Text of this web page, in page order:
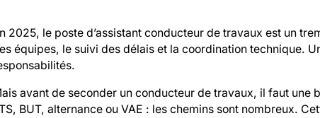
2025, le poste d’assistant conducteur de travaux est un
équipes, le suivi des délais et la coordination technique.
avant de seconder un conducteur de travaux, il faut une
BUT, alternance ou VAE : les chemins sont nombreux.